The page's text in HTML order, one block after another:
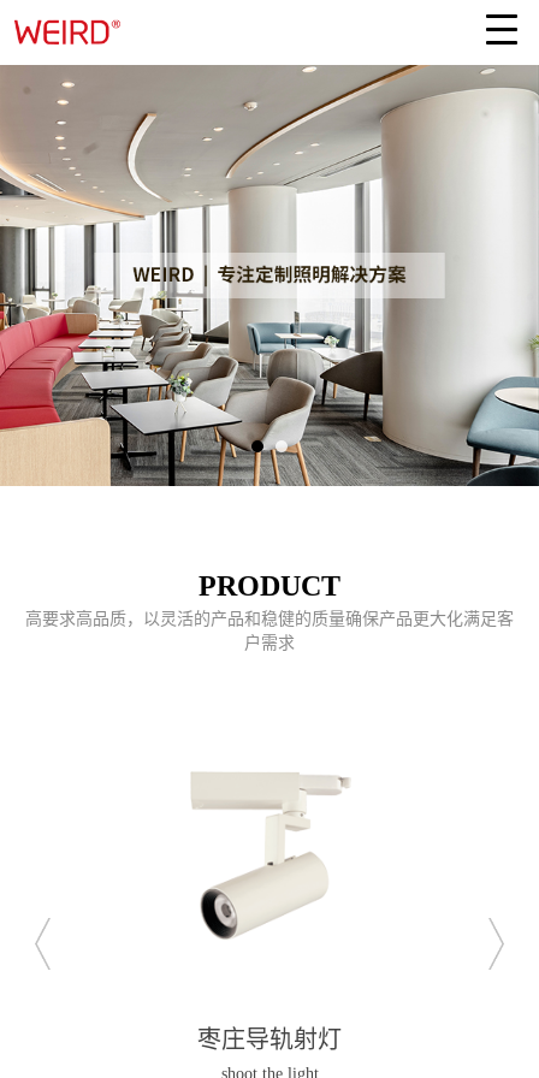
PRODUCT
高要求高品质，以灵活的产品和稳健的质量确保产品更大化满足客
户需求
枣庄导轨射灯
shoot the light